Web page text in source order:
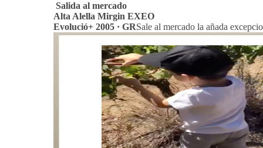
Salida al mercado
Alta Alella Mirgin EXEO
Evolució+ 2005 · GRSale al mercado la añada